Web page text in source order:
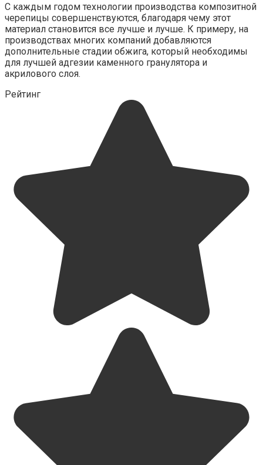
С каждым годом технологии производства композитной
черепицы совершенствуются, благодаря чему этот
материал становится все лучше и лучше. К примеру, на
производствах многих компаний добавляются
дополнительные стадии обжига, который необходимы
для лучшей адгезии каменного гранулятора и
акрилового слоя.
Рейтинг